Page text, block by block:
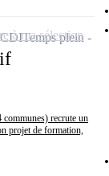
recrute un
projet de formation,
CDITemps plein
à ma sélection